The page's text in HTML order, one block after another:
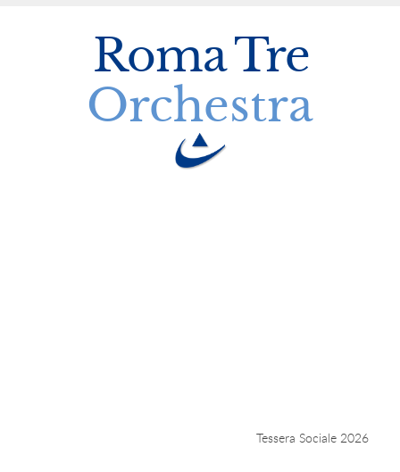
RomaTre
Orchestra
Tessera Sociale 2026